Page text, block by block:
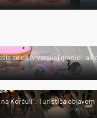
se na hrvatskoj granici, ali
Korčuli": Turistica objavom